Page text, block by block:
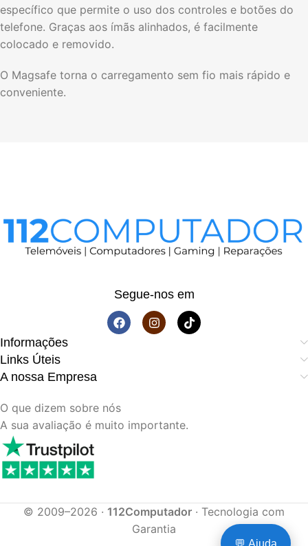
específico que permite o uso dos controles e botões do
telefone. Graças aos ímãs alinhados, é facilmente
colocado e removido.
O Magsafe torna o carregamento sem fio mais rápido e
conveniente.
💬 Ajuda
Segue-nos em
Informações
Links Úteis
A nossa Empresa
O que dizem sobre nós
A sua avaliação é muito importante.
© 2009–2026 · 112Computador · Tecnologia com
Garantia